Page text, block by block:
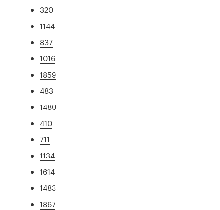
320
1144
837
1016
1859
483
1480
410
711
1134
1614
1483
1867